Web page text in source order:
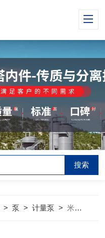
>泵 >计量泵 >米顿罗GB1200系列计量泵